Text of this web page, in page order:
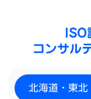
コンサル
北海道・東北